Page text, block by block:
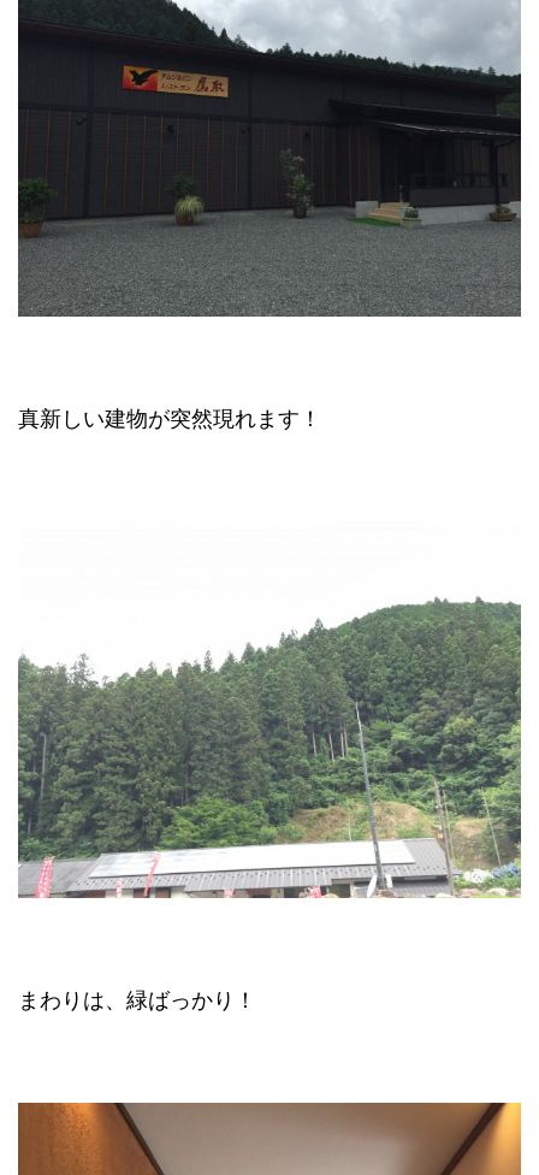
真新しい建物が突然現れます！
まわりは、緑ばっかり！